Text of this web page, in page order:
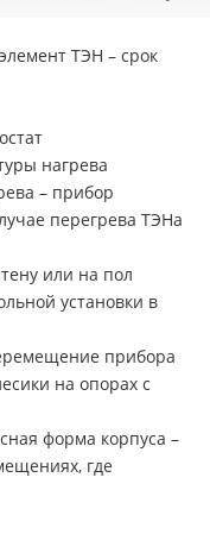
ТЭН – срок
нагрева
– прибор
перегрева ТЭНа
или на пол
установки в
прибора
на опорах с
форма корпуса –
где